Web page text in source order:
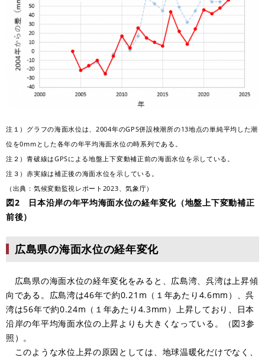
注１）グラフの海面水位は、2004年のGPS併設検潮所の13地点の単純平均した潮
位を0mmとした各年の年平均海面水位の時系列である。
注２）青破線はGPSによる地盤上下変動補正前の海面水位を示している。
注３）赤実線は補正後の海面水位を示している。
（出典：気候変動監視レポート2023、気象庁）
図2 日本沿岸の年平均海面水位の経年変化（地盤上下変動補正
前後）
広島県の海面水位の経年変化
広島県の海面水位の経年変化をみると、広島湾、呉湾は上昇傾
向である。広島湾は46年で約0.21m（１年あたり4.6mm）、呉
湾は56年で約0.24m（１年あたり4.3mm）上昇しており、日本
沿岸の年平均海面水位の上昇よりも大きくなっている。（図3参
照）。
このような水位上昇の原因としては、地球温暖化だけでなく、